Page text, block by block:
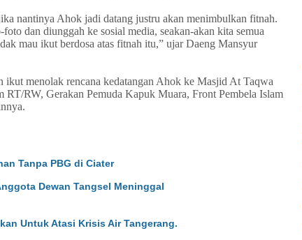
nantinya Ahok jadi datang justru akan menimbulkan fitnah.
dan diunggah ke sosial media, seakan-akan kita semua
mau ikut berdosa atas fitnah itu,” ujar Daeng Mansyur
ikut menolak rencana kedatangan Ahok ke Masjid At Taqwa
RW, Gerakan Pemuda Kapuk Muara, Front Pembela Islam
Tanpa PBG di Ciater
Dewan Tangsel Meninggal
Untuk Atasi Krisis Air Tangerang.